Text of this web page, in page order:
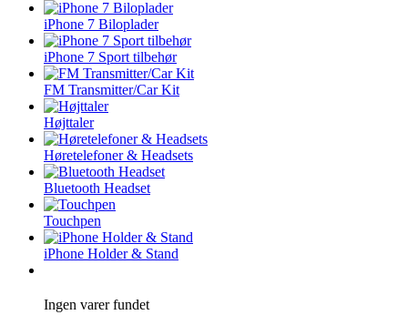
iPhone 7 Biloplader
iPhone 7 Sport tilbehør
FM Transmitter/Car Kit
Højttaler
Høretelefoner & Headsets
Bluetooth Headset
Touchpen
iPhone Holder & Stand
Ingen varer fundet